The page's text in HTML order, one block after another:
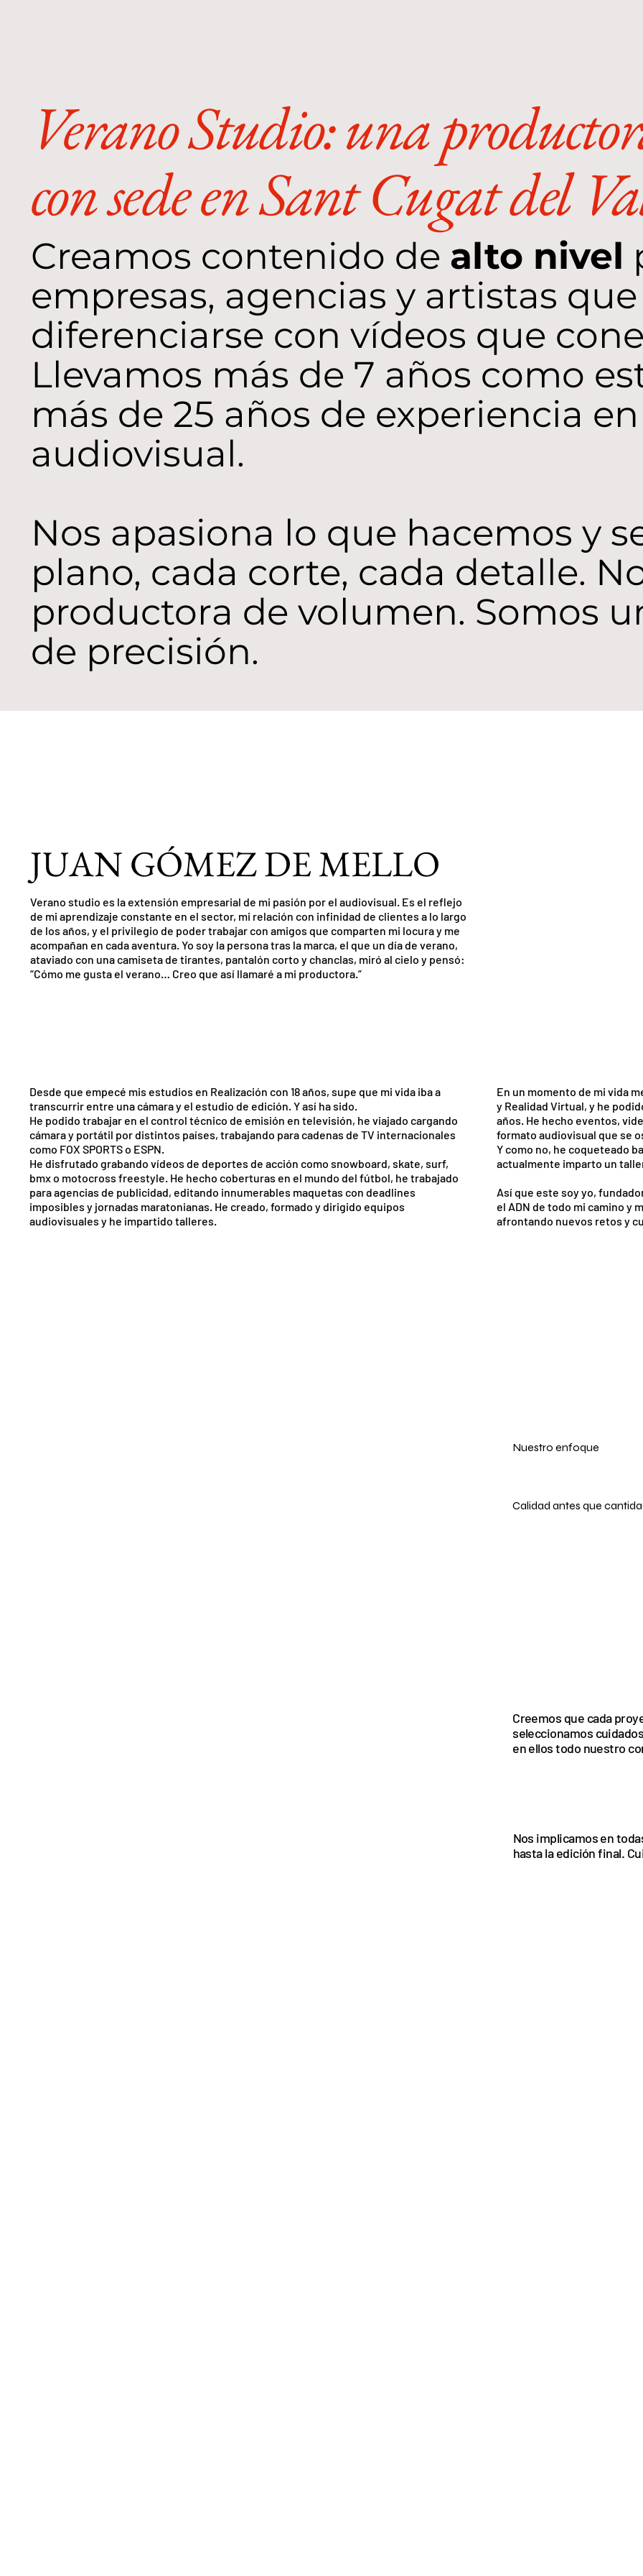
Verano Studio: una
con sede en Sant Cugat del
Creamos contenido de alto nivel
empresas, agencias y artistas
diferenciarse con vídeos que
Llevamos más de 7 años como
más de 25 años de experiencia
audiovisual.
Nos apasiona lo que hacemos y
plano, cada corte, cada detalle.
productora de volumen. Somos
de precisión.
En un momento de mi vida
y Realidad Virtual, y he
años. He hecho eventos,
formato audiovisual que se
Y como no, he coqueteado
actualmente imparto un
Así que este soy yo,
el ADN de todo mi camino y
afrontando nuevos retos y
Desde que empecé mis estudios en Realización con 18 años, supe que mi vida iba a
transcurrir entre una cámara y el estudio de edición. Y así ha sido.
He podido trabajar en el control técnico de emisión en televisión, he viajado cargando
cámara y portátil por distintos países, trabajando para cadenas de TV internacionales
como FOX SPORTS o ESPN.
He disfrutado grabando vídeos de deportes de acción como snowboard, skate, surf,
bmx o motocross freestyle. He hecho coberturas en el mundo del fútbol, he trabajado
para agencias de publicidad, editando innumerables maquetas con deadlines
imposibles y jornadas maratonianas. He creado, formado y dirigido equipos
audiovisuales y he impartido talleres.
JUAN GÓMEZ DE MELLO
Verano studio es la extensión empresarial de mi pasión por el audiovisual. Es el reflejo
de mi aprendizaje constante en el sector, mi relación con infinidad de clientes a lo largo
de los años, y el privilegio de poder trabajar con amigos que comparten mi locura y me
acompañan en cada aventura. Yo soy la persona tras la marca, el que un día de verano,
ataviado con una camiseta de tirantes, pantalón corto y chanclas, miró al cielo y pensó:
“Cómo me gusta el verano… Creo que así llamaré a mi productora.”
Nuestro enfoque
Calidad antes que
Nos implicamos en
hasta la edición final.
Creemos que cada
seleccionamos
en ellos todo nuestro